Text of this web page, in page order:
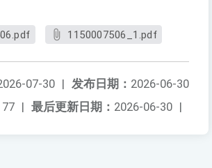
1150007506_1.pdf
发布日期： 2026-06-30
07-30 |
最后更新日期： 2026-06-30 |
77 |